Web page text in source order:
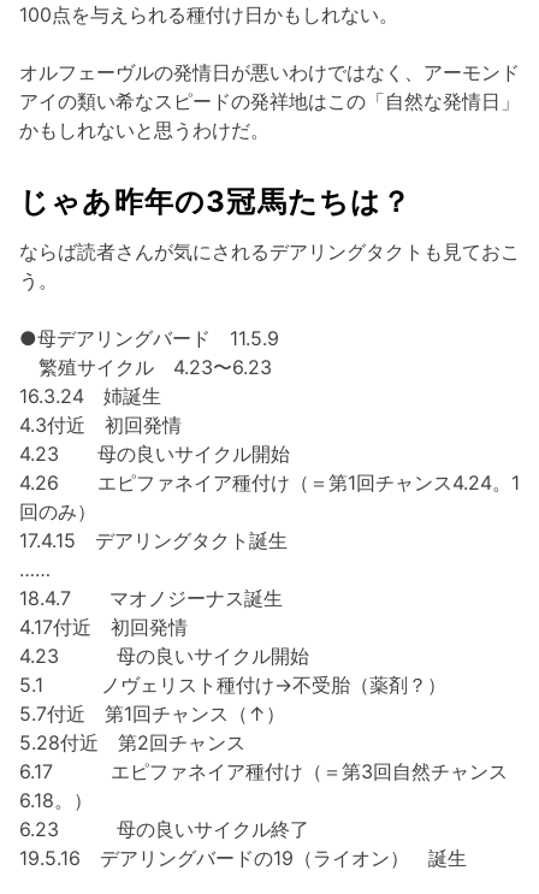
100点を与えられる種付け日かもしれない。
オルフェーヴルの発情日が悪いわけではなく、アーモンド
アイの類い希なスピードの発祥地はこの「自然な発情日」
かもしれないと思うわけだ。
じゃあ昨年の3冠馬たちは？
ならば読者さんが気にされるデアリングタクトも見ておこ
う。
●母デアリングバード 11.5.9
繁殖サイクル 4.23〜6.23
16.3.24 姉誕生
4.3付近 初回発情
4.23 母の良いサイクル開始
4.26 エピファネイア種付け（＝第1回チャンス4.24。1
回のみ）
17.4.15 デアリングタクト誕生
……
18.4.7 マオノジーナス誕生
4.17付近 初回発情
4.23 母の良いサイクル開始
5.1 ノヴェリスト種付け→不受胎（薬剤？）
5.7付近 第1回チャンス（↑）
5.28付近 第2回チャンス
6.17 エピファネイア種付け（＝第3回自然チャンス
6.18。）
6.23 母の良いサイクル終了
19.5.16 デアリングバードの19（ライオン） 誕生